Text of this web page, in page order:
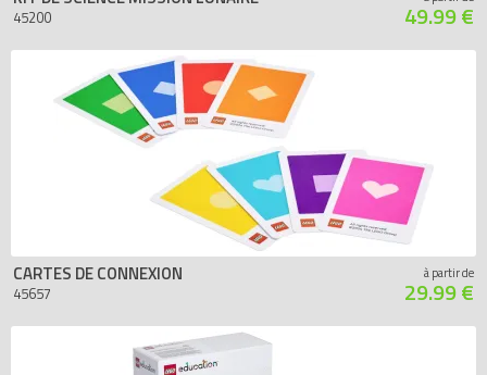
45200 49.99 €
CARTES DE CONNEXION
45657
à partir de
29.99 €